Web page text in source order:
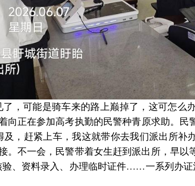
，可能是骑车来的路上巅掉了，这可怎么
向正在参加高考执勤的民警种青原求助。民
，赶紧上车，我这就带你去我们派出所补
。不一会，民警带着女生赶到派出所，早以
验、资料录入、办理临时证件……一系列办